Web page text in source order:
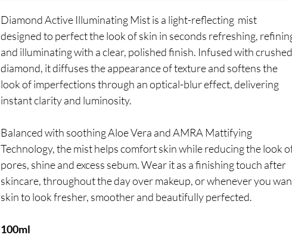
Diamond Active Illuminating Mist is a light-reflecting mist
designed to perfect the look of skin in seconds refreshing,
and illuminating with a clear, polished finish. Infused with crushed
diamond, it diffuses the appearance of texture and softens the
look of imperfections through an optical-blur effect, delivering
instant clarity and luminosity.
Balanced with soothing Aloe Vera and AMRA Mattifying
Technology, the mist helps comfort skin while reducing the look
pores, shine and excess sebum. Wear it as a finishing touch after
skincare, throughout the day over makeup, or whenever you
skin to look fresher, smoother and beautifully perfected.
100ml